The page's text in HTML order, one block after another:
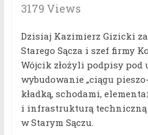
3179 Views
Dzisiaj Kazimierz Gizicki
Starego Sącza i szef firmy
Wójcik złożyli podpisy pod
wybudowanie „ciągu
kładką, schodami,
i infrastrukturą techniczną
w Starym Sączu.